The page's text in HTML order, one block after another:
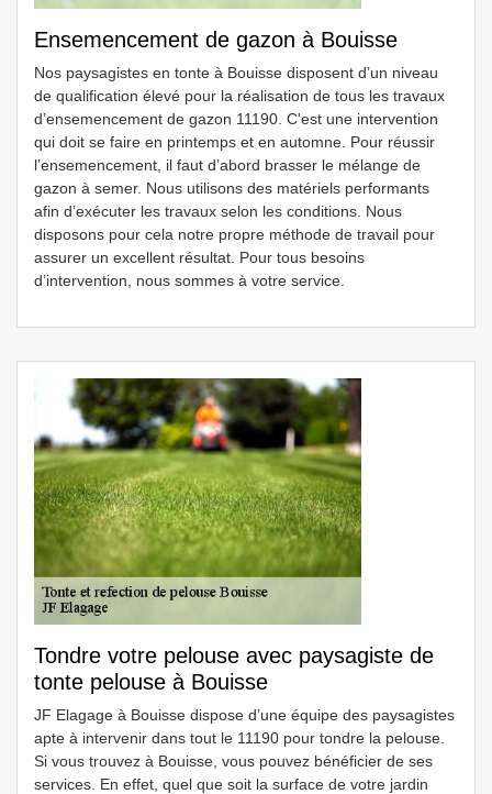
Ensemencement de gazon à Bouisse
Nos paysagistes en tonte à Bouisse disposent d’un niveau
de qualification élevé pour la réalisation de tous les travaux
d’ensemencement de gazon 11190. C'est une intervention
qui doit se faire en printemps et en automne. Pour réussir
l’ensemencement, il faut d’abord brasser le mélange de
gazon à semer. Nous utilisons des matériels performants
afin d’exécuter les travaux selon les conditions. Nous
disposons pour cela notre propre méthode de travail pour
assurer un excellent résultat. Pour tous besoins
d’intervention, nous sommes à votre service.
Tondre votre pelouse avec paysagiste de
tonte pelouse à Bouisse
JF Elagage à Bouisse dispose d’une équipe des paysagistes
apte à intervenir dans tout le 11190 pour tondre la pelouse.
Si vous trouvez à Bouisse, vous pouvez bénéficier de ses
services. En effet, quel que soit la surface de votre jardin